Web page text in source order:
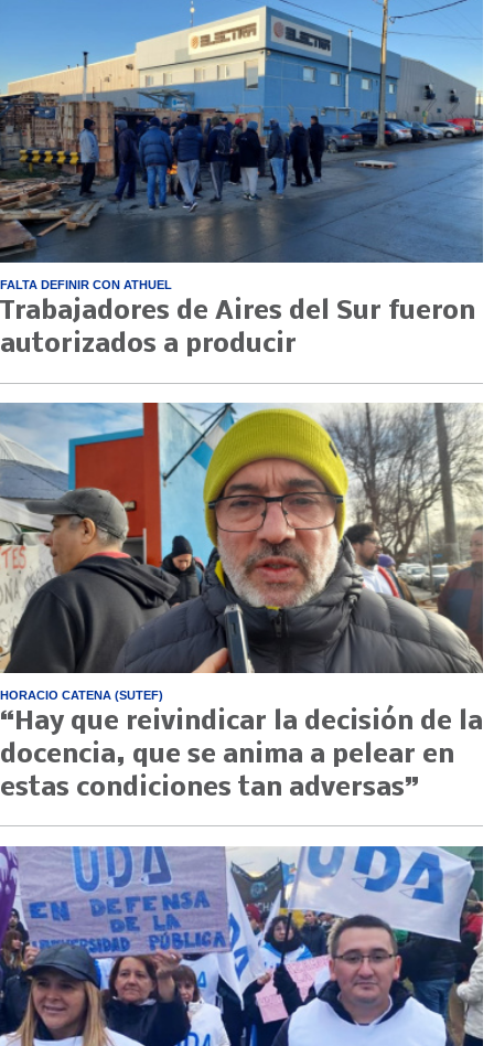
FALTA DEFINIR CON ATHUEL
Trabajadores de Aires del Sur fueron
autorizados a producir
HORACIO CATENA (SUTEF)
“Hay que reivindicar la decisión de la
docencia, que se anima a pelear en
estas condiciones tan adversas”